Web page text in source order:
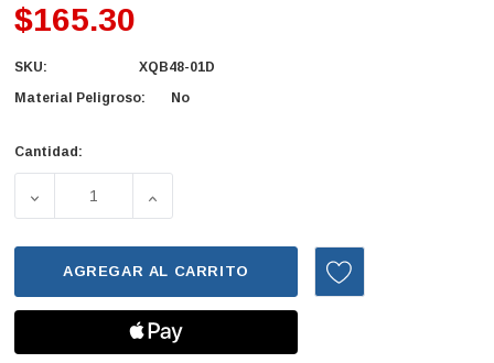
$165.30
SKU:
XQB48-01D
Material Peligroso:
No
Existencias
Cantidad:
DISMINUIR LA CANTIDAD DE PRESOSTATO MIDEA LAV
AUMENTAR LA CANTIDAD DE
AGREGAR AL CARRITO